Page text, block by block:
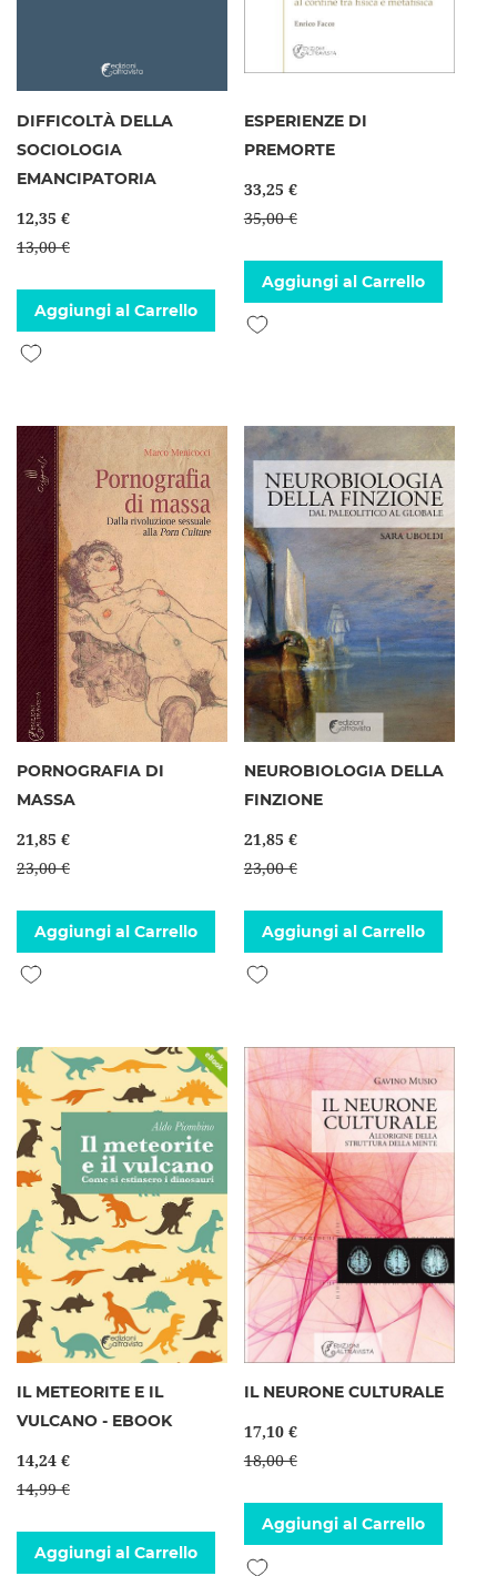
DIFFICOLTÀ DELLA
SOCIOLOGIA
EMANCIPATORIA
12,35 €
13,00 €
Aggiungi al Carrello
Aggiungi alla lista desideri
ESPERIENZE DI
PREMORTE
33,25 €
35,00 €
Aggiungi al Carrello
Aggiungi alla lista desideri
PORNOGRAFIA DI
MASSA
21,85 €
23,00 €
Aggiungi al Carrello
Aggiungi alla lista desideri
NEUROBIOLOGIA DELLA
FINZIONE
21,85 €
23,00 €
Aggiungi al Carrello
Aggiungi alla lista desideri
IL METEORITE E IL
VULCANO - EBOOK
14,24 €
14,99 €
Aggiungi al Carrello
IL NEURONE CULTURALE
17,10 €
18,00 €
Aggiungi al Carrello
Aggiungi alla lista desideri